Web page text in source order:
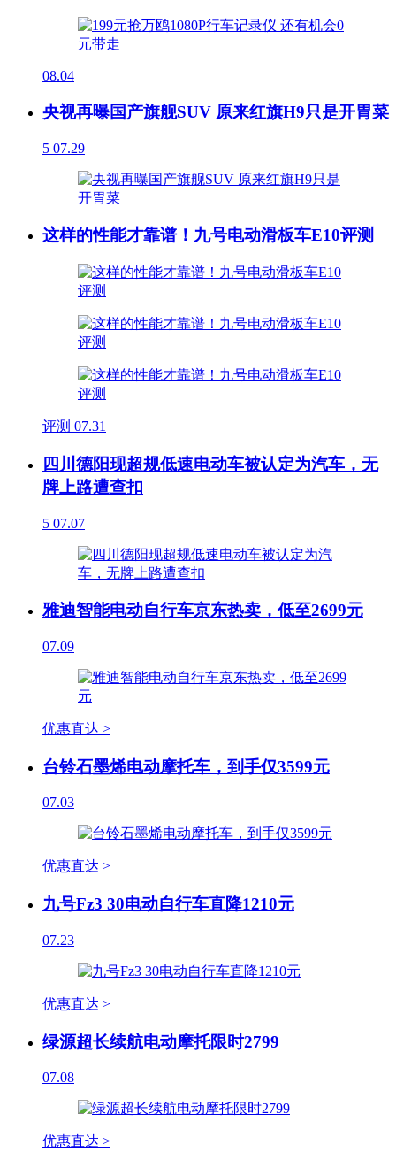
08.04
央视再曝国产旗舰SUV 原来红旗H9只是开胃菜
5 07.29
这样的性能才靠谱！九号电动滑板车E10评测
评测 07.31
四川德阳现超规低速电动车被认定为汽车，无
牌上路遭查扣
5 07.07
雅迪智能电动自行车京东热卖，低至2699元
07.09
优惠直达 >
台铃石墨烯电动摩托车，到手仅3599元
07.03
优惠直达 >
九号Fz3 30电动自行车直降1210元
07.23
优惠直达 >
绿源超长续航电动摩托限时2799
07.08
优惠直达 >